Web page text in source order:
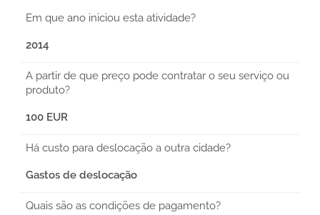
Em que ano iniciou esta atividade?
2014
A partir de que preço pode contratar o seu serviço ou
produto?
100 EUR
Há custo para deslocação a outra cidade?
Gastos de deslocação
Quais são as condições de pagamento?